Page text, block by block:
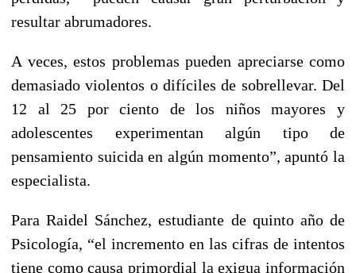
resultar abrumadores.
A veces, estos problemas pueden apreciarse como
demasiado violentos o difíciles de sobrellevar. Del
12 al 25 por ciento de los niños mayores y
adolescentes experimentan algún tipo de
pensamiento suicida en algún momento”, apuntó la
especialista.
Para Raidel Sánchez, estudiante de quinto año de
Psicología, “el incremento en las cifras de intentos
tiene como causa primordial la exigua información